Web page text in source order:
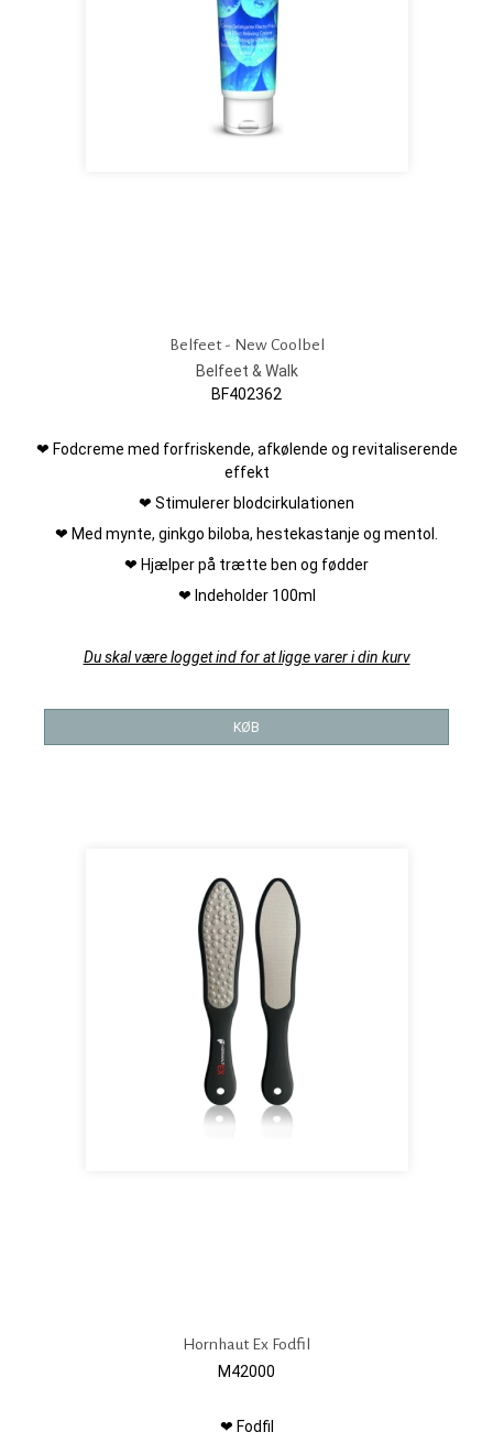
Belfeet - New Coolbel
Belfeet & Walk
BF402362
❤ Fodcreme med forfriskende, afkølende og revitaliserende
effekt
❤ Stimulerer blodcirkulationen
❤ Med mynte, ginkgo biloba, hestekastanje og mentol.
❤ Hjælper på trætte ben og fødder
❤ Indeholder 100ml
Du skal være logget ind for at ligge varer i din kurv
KØB
Hornhaut Ex Fodfil
M42000
❤ Fodfil